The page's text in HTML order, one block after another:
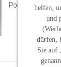
Posted inNews
helfen,
und
dürfen,
Sie auf